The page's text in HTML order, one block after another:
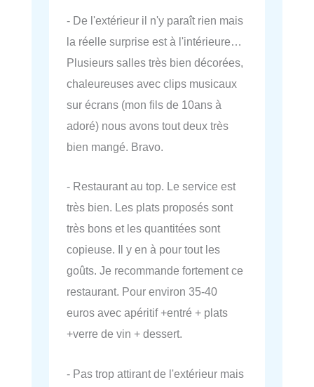
- De l'extérieur il n'y paraît rien mais
la réelle surprise est à l'intérieure…
Plusieurs salles très bien décorées,
chaleureuses avec clips musicaux
sur écrans (mon fils de 10ans à
adoré) nous avons tout deux très
bien mangé. Bravo.
- Restaurant au top. Le service est
très bien. Les plats proposés sont
très bons et les quantitées sont
copieuse. Il y en à pour tout les
goûts. Je recommande fortement ce
restaurant. Pour environ 35-40
euros avec apéritif +entré + plats
+verre de vin + dessert.
- Pas trop attirant de l'extérieur mais